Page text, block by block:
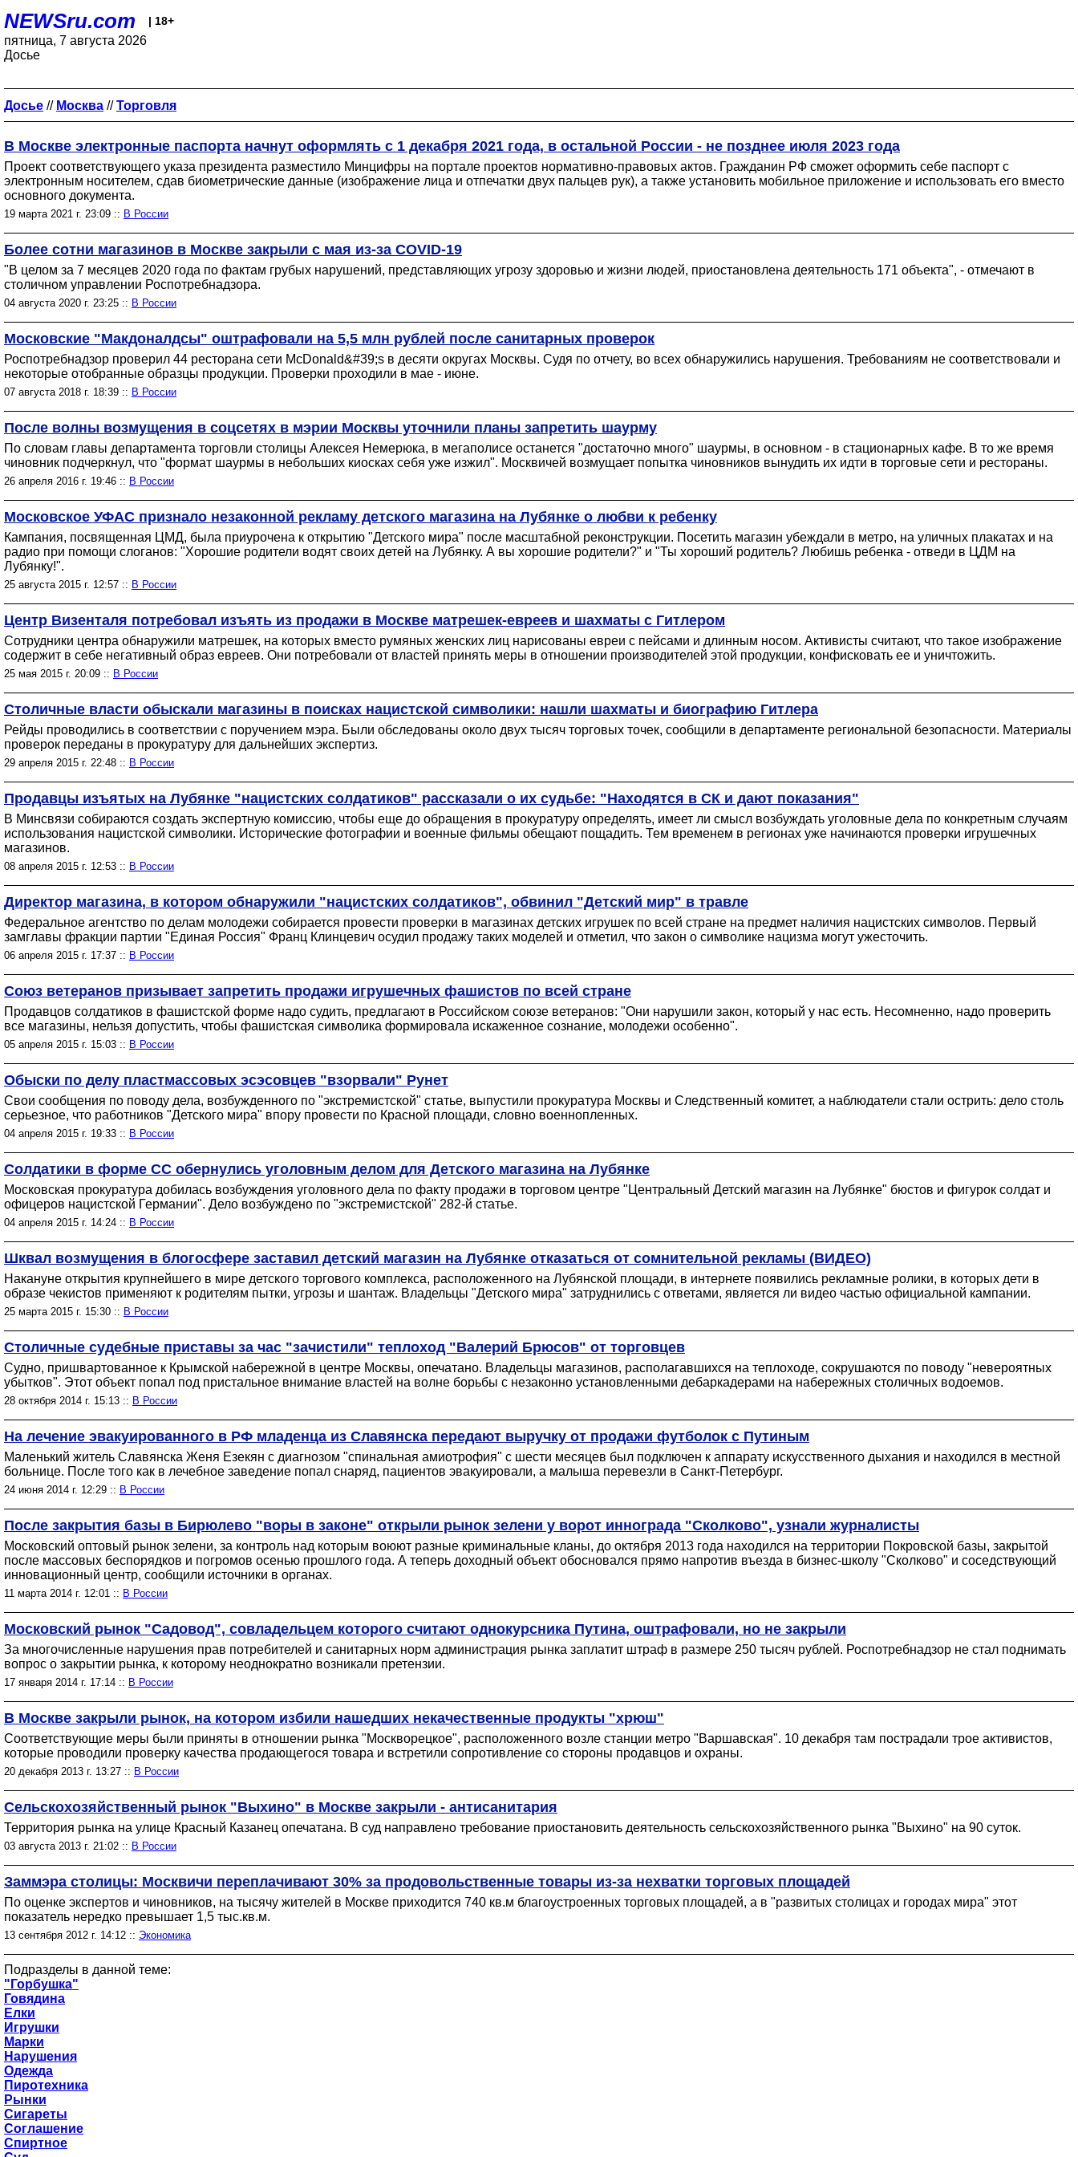
NEWSru.com | 18+
пятница, 7 августа 2026
Досье
Досье // Москва //Торговля
В Москве электронные паспорта начнут оформлять с 1 декабря 2021 года, в остальной России - не позднее июля 2023 года
Проект соответствующего указа президента разместило Минцифры на портале проектов нормативно-правовых актов. Гражданин РФ сможет оформить себе паспорт с
электронным носителем, сдав биометрические данные (изображение лица и отпечатки двух пальцев рук), а также установить мобильное приложение и использовать его вместо
основного документа.
19 марта 2021 г. 23:09 :: В России
Более сотни магазинов в Москве закрыли с мая из-за COVID-19
"В целом за 7 месяцев 2020 года по фактам грубых нарушений, представляющих угрозу здоровью и жизни людей, приостановлена деятельность 171 объекта", - отмечают в
столичном управлении Роспотребнадзора.
04 августа 2020 г. 23:25 :: В России
Московские "Макдоналдсы" оштрафовали на 5,5 млн рублей после санитарных проверок
Роспотребнадзор проверил 44 ресторана сети McDonald&#39;s в десяти округах Москвы. Судя по отчету, во всех обнаружились нарушения. Требованиям не соответствовали и
некоторые отобранные образцы продукции. Проверки проходили в мае - июне.
07 августа 2018 г. 18:39 :: В России
После волны возмущения в соцсетях в мэрии Москвы уточнили планы запретить шаурму
По словам главы департамента торговли столицы Алексея Немерюка, в мегаполисе останется "достаточно много" шаурмы, в основном - в стационарных кафе. В то же время
чиновник подчеркнул, что "формат шаурмы в небольших киосках себя уже изжил". Москвичей возмущает попытка чиновников вынудить их идти в торговые сети и рестораны.
26 апреля 2016 г. 19:46 :: В России
Московское УФАС признало незаконной рекламу детского магазина на Лубянке о любви к ребенку
Кампания, посвященная ЦМД, была приурочена к открытию "Детского мира" после масштабной реконструкции. Посетить магазин убеждали в метро, на уличных плакатах и на
радио при помощи слоганов: "Хорошие родители водят своих детей на Лубянку. А вы хорошие родители?" и "Ты хороший родитель? Любишь ребенка - отведи в ЦДМ на
Лубянку!".
25 августа 2015 г. 12:57 :: В России
Центр Визенталя потребовал изъять из продажи в Москве матрешек-евреев и шахматы с Гитлером
Сотрудники центра обнаружили матрешек, на которых вместо румяных женских лиц нарисованы евреи с пейсами и длинным носом. Активисты считают, что такое изображение
содержит в себе негативный образ евреев. Они потребовали от властей принять меры в отношении производителей этой продукции, конфисковать ее и уничтожить.
25 мая 2015 г. 20:09 :: В России
Столичные власти обыскали магазины в поисках нацистской символики: нашли шахматы и биографию Гитлера
Рейды проводились в соответствии с поручением мэра. Были обследованы около двух тысяч торговых точек, сообщили в департаменте региональной безопасности. Материалы
проверок переданы в прокуратуру для дальнейших экспертиз.
29 апреля 2015 г. 22:48 :: В России
Продавцы изъятых на Лубянке "нацистских солдатиков" рассказали о их судьбе: "Находятся в СК и дают показания"
В Минсвязи собираются создать экспертную комиссию, чтобы еще до обращения в прокуратуру определять, имеет ли смысл возбуждать уголовные дела по конкретным случаям
использования нацистской символики. Исторические фотографии и военные фильмы обещают пощадить. Тем временем в регионах уже начинаются проверки игрушечных
магазинов.
08 апреля 2015 г. 12:53 :: В России
Директор магазина, в котором обнаружили "нацистских солдатиков", обвинил "Детский мир" в травле
Федеральное агентство по делам молодежи собирается провести проверки в магазинах детских игрушек по всей стране на предмет наличия нацистских символов. Первый
замглавы фракции партии "Единая Россия" Франц Клинцевич осудил продажу таких моделей и отметил, что закон о символике нацизма могут ужесточить.
06 апреля 2015 г. 17:37 :: В России
Союз ветеранов призывает запретить продажи игрушечных фашистов по всей стране
Продавцов солдатиков в фашистской форме надо судить, предлагают в Российском союзе ветеранов: "Они нарушили закон, который у нас есть. Несомненно, надо проверить
все магазины, нельзя допустить, чтобы фашистская символика формировала искаженное сознание, молодежи особенно".
05 апреля 2015 г. 15:03 :: В России
Обыски по делу пластмассовых эсэсовцев "взорвали" Рунет
Свои сообщения по поводу дела, возбужденного по "экстремистской" статье, выпустили прокуратура Москвы и Следственный комитет, а наблюдатели стали острить: дело столь
серьезное, что работников "Детского мира" впору провести по Красной площади, словно военнопленных.
04 апреля 2015 г. 19:33 :: В России
Солдатики в форме СС обернулись уголовным делом для Детского магазина на Лубянке
Московская прокуратура добилась возбуждения уголовного дела по факту продажи в торговом центре "Центральный Детский магазин на Лубянке" бюстов и фигурок солдат и
офицеров нацистской Германии". Дело возбуждено по "экстремистской" 282-й статье.
04 апреля 2015 г. 14:24 :: В России
Шквал возмущения в блогосфере заставил детский магазин на Лубянке отказаться от сомнительной рекламы (ВИДЕО)
Накануне открытия крупнейшего в мире детского торгового комплекса, расположенного на Лубянской площади, в интернете появились рекламные ролики, в которых дети в
образе чекистов применяют к родителям пытки, угрозы и шантаж. Владельцы "Детского мира" затруднились с ответами, является ли видео частью официальной кампании.
25 марта 2015 г. 15:30 :: В России
Столичные судебные приставы за час "зачистили" теплоход "Валерий Брюсов" от торговцев
Судно, пришвартованное к Крымской набережной в центре Москвы, опечатано. Владельцы магазинов, располагавшихся на теплоходе, сокрушаются по поводу "невероятных
убытков". Этот объект попал под пристальное внимание властей на волне борьбы с незаконно установленными дебаркадерами на набережных столичных водоемов.
28 октября 2014 г. 15:13 :: В России
На лечение эвакуированного в РФ младенца из Славянска передают выручку от продажи футболок с Путиным
Маленький житель Славянска Женя Езекян с диагнозом "спинальная амиотрофия" с шести месяцев был подключен к аппарату искусственного дыхания и находился в местной
больнице. После того как в лечебное заведение попал снаряд, пациентов эвакуировали, а малыша перевезли в Санкт-Петербург.
24 июня 2014 г. 12:29 :: В России
После закрытия базы в Бирюлево "воры в законе" открыли рынок зелени у ворот иннограда "Сколково", узнали журналисты
Московский оптовый рынок зелени, за контроль над которым воюют разные криминальные кланы, до октября 2013 года находился на территории Покровской базы, закрытой
после массовых беспорядков и погромов осенью прошлого года. А теперь доходный объект обосновался прямо напротив въезда в бизнес-школу "Сколково" и соседствующий
инновационный центр, сообщили источники в органах.
11 марта 2014 г. 12:01 :: В России
Московский рынок "Садовод", совладельцем которого считают однокурсника Путина, оштрафовали, но не закрыли
За многочисленные нарушения прав потребителей и санитарных норм администрация рынка заплатит штраф в размере 250 тысяч рублей. Роспотребнадзор не стал поднимать
вопрос о закрытии рынка, к которому неоднократно возникали претензии.
17 января 2014 г. 17:14 :: В России
В Москве закрыли рынок, на котором избили нашедших некачественные продукты "хрюш"
Соответствующие меры были приняты в отношении рынка "Москворецкое", расположенного возле станции метро "Варшавская". 10 декабря там пострадали трое активистов,
которые проводили проверку качества продающегося товара и встретили сопротивление со стороны продавцов и охраны.
20 декабря 2013 г. 13:27 :: В России
Сельскохозяйственный рынок "Выхино" в Москве закрыли - антисанитария
Территория рынка на улице Красный Казанец опечатана. В суд направлено требование приостановить деятельность сельскохозяйственного рынка "Выхино" на 90 суток.
03 августа 2013 г. 21:02 :: В России
Заммэра столицы: Москвичи переплачивают 30% за продовольственные товары из-за нехватки торговых площадей
По оценке экспертов и чиновников, на тысячу жителей в Москве приходится 740 кв.м благоустроенных торговых площадей, а в "развитых столицах и городах мира" этот
показатель нередко превышает 1,5 тыс.кв.м.
13 сентября 2012 г. 14:12 :: Экономика
Подразделы в данной теме:
"Горбушка"
Говядина
Елки
Игрушки
Марки
Нарушения
Одежда
Пиротехника
Рынки
Сигареты
Соглашение
Спиртное